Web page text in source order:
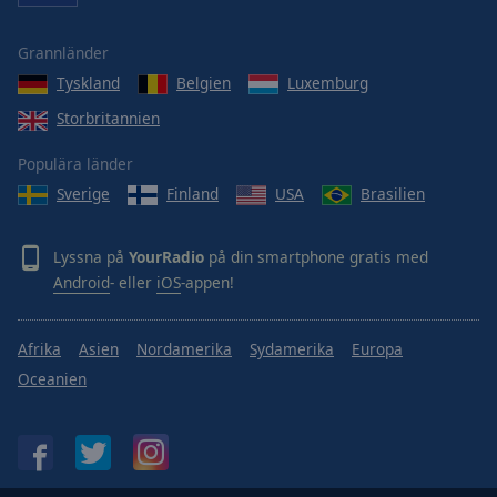
Area
Color
Opacity
Font
Size
Text
Style
Font
Grannländer
Tyskland
Belgien
Luxemburg
Storbritannien
Populära länder
Sverige
Finland USA Brasilien
Lyssna på YourRadio på din smartphone gratis med
Android- eller iOS-appen!
Afrika Asien Nordamerika Sydamerika
Europa
Oceanien